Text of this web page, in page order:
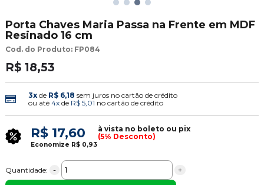
Porta Chaves Maria Passa na Frente em MDF
Resinado 16 cm
Cod. do Produto: FP084
R$ 18,53
3xde R$ 6,18 sem juros no cartão de crédito
ou até 4xde R$ 5,01 no cartão de crédito
R$ 17,60
à vista no boleto ou pix
(5% Desconto)
Economize R$ 0,93
Quantidade: - +